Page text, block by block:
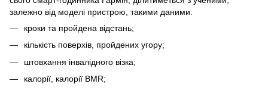
залежно від моделі пристрою, такими даними:
кроки та пройдена відстань;
кількість поверхів, пройдених угору;
штовхання інвалідного візка;
калорії, калорії BMR;